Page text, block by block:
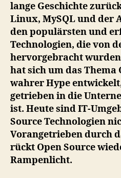
lange Geschichte
Linux, MySQL und der
den populärsten und
Technologien, die von
hervorgebracht
hat sich um das Thema
wahrer Hype
getrieben in die
ist. Heute sind IT-
Source Technologien
Vorangetrieben durch
rückt Open Source
Rampenlicht.